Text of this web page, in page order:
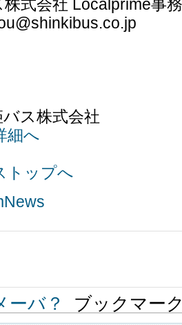
式会社 Localprime事
ス株式会社
細へ
トップへ
ーバ？ ブックマー